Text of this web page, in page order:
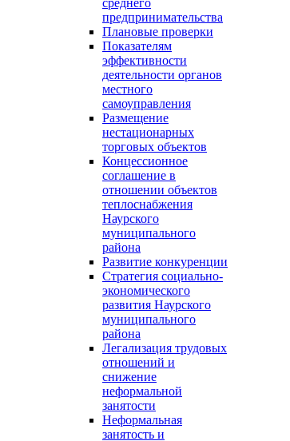
среднего
предпринимательства
Плановые проверки
Показателям
эффективности
деятельности органов
местного
самоуправления
Размещение
нестационарных
торговых объектов
Концессионное
соглашение в
отношении объектов
теплоснабжения
Наурского
муниципального
района
Развитие конкуренции
Стратегия социально-
экономического
развития Наурского
муниципального
района
Легализация трудовых
отношений и
снижение
неформальной
занятости
Неформальная
занятость и